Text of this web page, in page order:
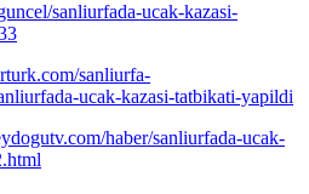
sanliurfada-ucak-kazasi-
sanliurfa-
ucak-kazasi-tatbikati-yapildi
haber/sanliurfada-ucak-